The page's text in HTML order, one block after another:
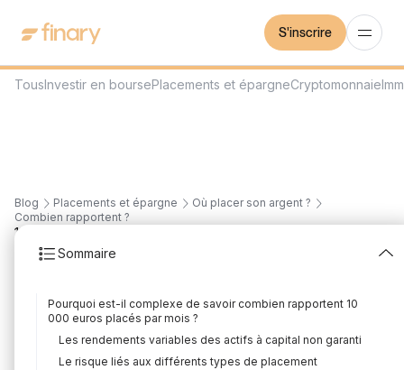
S'inscrire
Blog Placements et épargne
Où placer son argent ?
Combien rapportent ?
Sommaire
Pourquoi est-il complexe de savoir combien rapportent 10
000 euros placés par mois ?
Les rendements variables des actifs à capital non garanti
Le risque liés aux différents types de placement
11
000 euros placés par
mois ?
TousInvestir en boursePlacements et épargneCryptomonnaie